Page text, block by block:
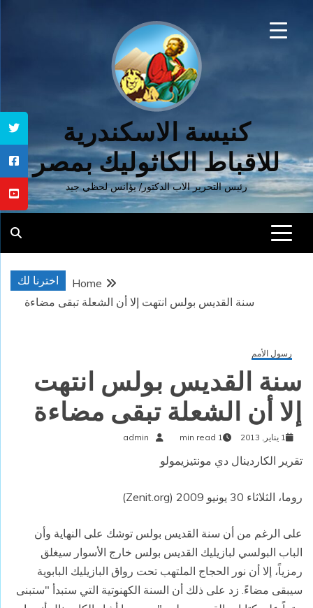
كنيسة الاسكندرية
للاقباط الكاثوليك بمصر
رئيس التحرير الاب الدكتور/ يؤانس لحظي جيد
اخترنا لك
Home
سنة القديس بولس انتهت إلا أن الشعلة تبقى مضاءة
رسول الأمم
سنة القديس بولس انتهت
إلا أن الشعلة تبقى مضاءة
1 يناير, 2013 1 min read
admin
تقرير الكاردينال دي مونتيزيمولو
روما، الثلاثاء 30 يونيو 2009 (Zenit.org)
على الرغم من أن سنة القديس بولس توشك على النهاية وأن
الباب البولسي لبازيليك القديس بولس خارج الأسوار سيغلق
رمزياً، إلا أن نور الحجاج الملتهب تحت رواق البازيليك البابوية
سيبقى مضاءً. زد على ذلك أن السنة الكهنوتية التي ستبدأ "ستبنى